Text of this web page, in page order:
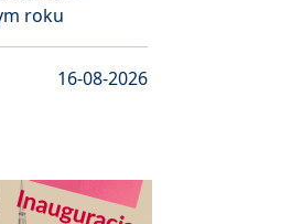
roku
16-08-2026